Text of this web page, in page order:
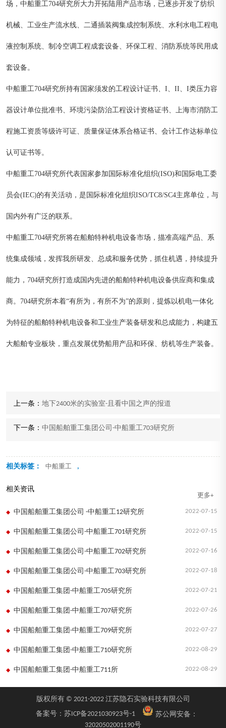
场，中船重工704研究所大力开拓陆用产品市场，已逐步开发了纺织
机械、工业生产流水线、二通插装阀集成控制系统、水利水电工程电
液控制系统、制冷空调工程成套设备、环保工程、消防系统等民用成
套设备。
中船重工704研究所持有国家须发的工程设计证书、I、II、I类压力容
器设计单位批准书、环境污染防治工程设计资格证书、上海市消防工
程施工资质等级许可证、质量保证体系合格证书、会计工作达标单位
认可证书等。
中船重工704研究所代表国家参加国际标准化组织(ISO)和国际电工委
员会(IEC)的有关活动，是国际标准化组织ISO/TC8/SC4主席单位，与
国内外有广泛的联系。
中船重工704研究所将在船舶特种机电设备市场，描准高端产品、系
统集成领域，发挥我所研发、总成和服务优势，抓住机遇，持续提升
能力，704研究所打造成国内先进的船舶特种机电设备供应商和集成
商。704研究所本着“有所为，有所不为”的原则，提炼以机电一体化
为特征的船舶特种机电设备和工业生产装备研发和总成能力，构建五
大船舶专业板块，重点发展优势船用产品和环保、纺机等生产装备。
上一条： 地下2400米的实验室-且看中国之声的报道
下一条： 中国船舶重工集团公司-中船重工703研究所
相关标签： 中船重工 ,
相关资讯
更多+
2022-07-15
中国船舶重工集团公司 -中船重工12研究所
2022-07-15
中国船舶重工集团公司-中船重工701研究所
2022-07-16
中国船舶重工集团公司-中船重工702研究所
2022-07-18
中国船舶重工集团公司-中船重工703研究所
2022-07-21
中国船舶重工集团-中船重工705研究所
2022-07-26
中国船舶重工集团-中船重工707研究所
2022-07-27
中国船舶重工集团-中船重工709研究所
2022-08-29
中国船舶重工集团-中船重工710研究所
2022-08-29
中国船舶重工集团-中船重工711所
版权所有 © 2021-2022 江苏隐石实验科技有限公司
备案号： 苏ICP备2021030923号-1
苏公网安备：
32020502001190号